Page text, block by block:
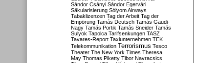
Sándor Csányi Sándor Egervári
Säkularisierung Sólyom Airways
Tabaklizenzen Tag der Arbeit Tag der
Empörung Tamás Deutsch Tamás Gaudi-
Nagy Tamás Portik Tamás Sneider Tamás
Sulyok Tapolca Tarifsenkungen TASZ
Tavares-Report Taxiunternehmen TEK
Telekommunikation Terrorismus Tesco
Theater The New York Times Theresa
May Thomas Piketty Tibor Navracsics